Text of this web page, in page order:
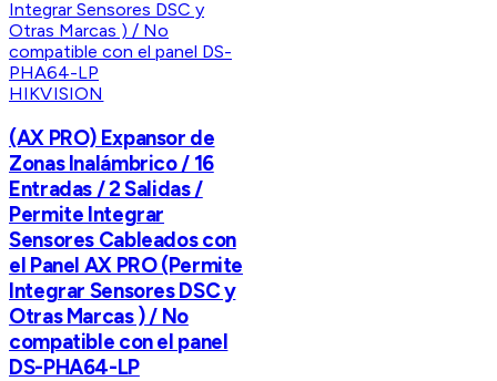
HIKVISION
(AX PRO) Expansor de
Zonas Inalámbrico / 16
Entradas / 2 Salidas /
Permite Integrar
Sensores Cableados con
el Panel AX PRO (Permite
Integrar Sensores DSC y
Otras Marcas ) / No
compatible con el panel
DS-PHA64-LP